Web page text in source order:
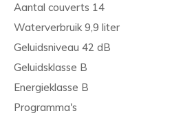
Aantal couverts 14
Waterverbruik 9,9 liter
Geluidsniveau 42 dB
Geluidsklasse B
Energieklasse B
Programma's